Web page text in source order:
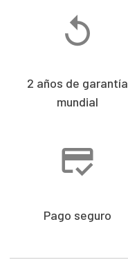
2 años de garantía
mundial
Pago seguro